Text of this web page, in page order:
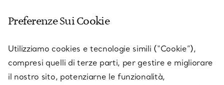
SU TIFFANY & CO.
Preferenze Sui Cookie
Utilizziamo cookies e tecnologie simili (“Cookie”),
compresi quelli di terze parti, per gestire e migliorare
il nostro sito, potenziarne le funzionalità,